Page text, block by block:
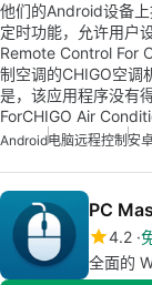
他们的Android设备
定时功能，允许用户
Remote Control For
制空调的CHIGO空调
是，该应用程序没有
ForCHIGO Air
Android电脑远程控制 安
PC
4.2
全面的